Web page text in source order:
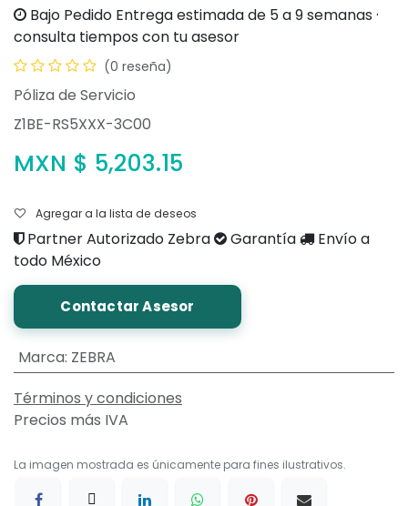
Bajo Pedido Entrega estimada de 5 a 9 semanas ·
consulta tiempos con tu asesor
(0 reseña)
Póliza de Servicio
Z1BE-RS5XXX-3C00
MXN $ 5,203.15
Agregar a la lista de deseos
Partner Autorizado Zebra Garantía
Envío a
todo México
Contactar Asesor
Marca: ZEBRA
Términos y condiciones
Precios más IVA
La imagen mostrada es únicamente para fines ilustrativos.